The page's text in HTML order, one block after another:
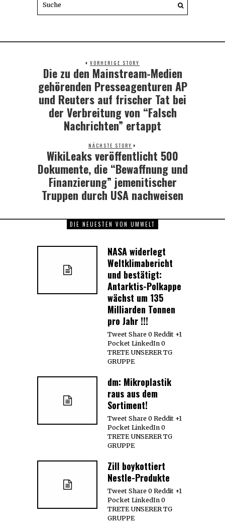
VORHERIGE STORY
Previous
Die zu den Mainstream-Medien
gehörenden Presseagenturen AP
und Reuters auf frischer Tat bei
der Verbreitung von “Falsch
Nachrichten” ertappt
NÄCHSTE STORY
Next
post:
WikiLeaks veröffentlicht 500
Dokumente, die “Bewaffnung und
Finanzierung” jemenitischer
Truppen durch USA nachweisen
DIE NEUESTEN VON UMWELT
NASA widerlegt
Weltklimabericht
und bestätigt:
Antarktis-Polkappe
wächst um 135
Milliarden Tonnen
pro Jahr !!!
Tweet Share 0 Reddit +1
Pocket LinkedIn 0
TRETE UNSERER TG
GRUPPE
dm: Mikroplastik
raus aus dem
Sortiment!
Tweet Share 0 Reddit +1
Pocket LinkedIn 0
TRETE UNSERER TG
GRUPPE
Zill boykottiert
Nestle-Produkte
Tweet Share 0 Reddit +1
Pocket LinkedIn 0
TRETE UNSERER TG
GRUPPE